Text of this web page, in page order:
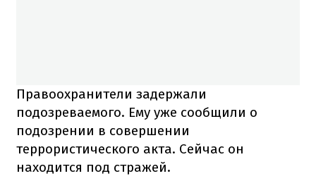
Правоохранители задержали
подозреваемого. Ему уже сообщили о
подозрении в совершении
террористического акта. Сейчас он
находится под стражей.